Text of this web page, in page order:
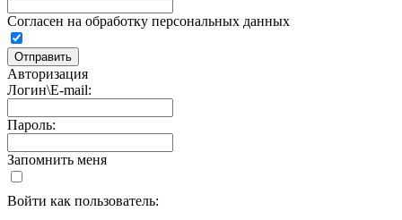
Согласен на обработку персональных данных
Авторизация
Логин\E-mail:
Пароль:
Запомнить меня
Войти как пользователь: